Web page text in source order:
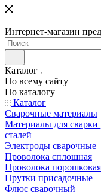
Интернет-магазин
Каталог
По всему сайту
По каталогу
Каталог
Сварочные материалы
Материалы для сварки
сталей
Электроды сварочные
Проволока сплошная
Проволока порошковая
Прутки присадочные
Флюс сварочный